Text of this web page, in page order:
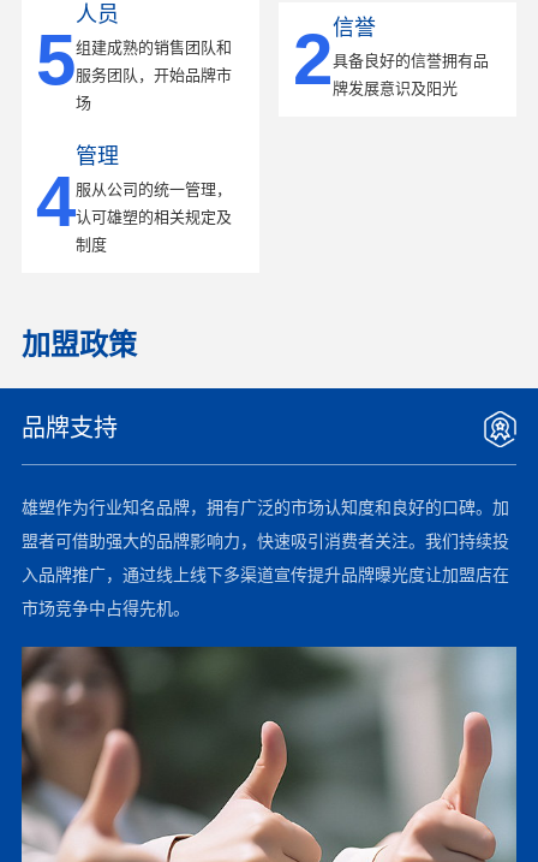
2信誉
具备良好的信誉拥有品
牌发展意识及阳光
4
管理
服从公司的统一管理，
认可雄塑的相关规定及
制度
5
人员
组建成熟的销售团队和
服务团队，开始品牌市
场
加盟政策
品牌支持
雄塑作为行业知名品牌，拥有广泛的市场认知度和良好的口碑。加
盟者可借助强大的品牌影响力，快速吸引消费者关注。我们持续投
入品牌推广，通过线上线下多渠道宣传提升品牌曝光度让加盟店在
市场竞争中占得先机。